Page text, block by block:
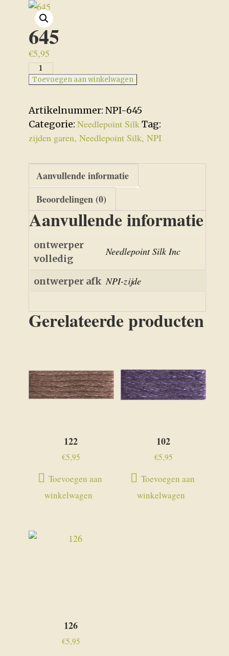
645
€5,95
645
aantal
Toevoegen aan winkelwagen
Artikelnummer: NPI-645
Categorie: Needlepoint SilkTag:
zijden garen, Needlepoint Silk, NPI
Aanvullende informatie
Beoordelingen (0)
Aanvullende informatie
ontwerper
volledig
Needlepoint Silk Inc
ontwerper afk NPI-zijde
Gerelateerde producten
122
€5,95
Toevoegen aan
winkelwagen
102
€5,95
Toevoegen aan
winkelwagen
126
€5,95